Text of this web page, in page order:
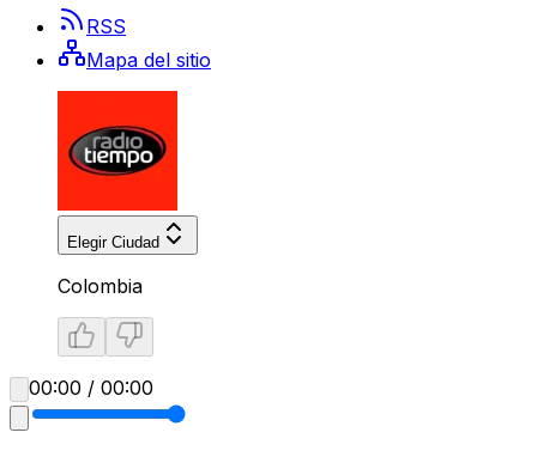
RSS
Mapa del sitio
Elegir Ciudad
Colombia
00:00 / 00:00